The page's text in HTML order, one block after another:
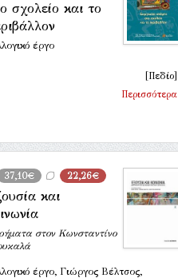
σχολείο και το
έργο
[Πεδίο]
Περισσότερα
37,10€ 22,26€
και
στον Κωνσταντίνο
έργο, Γιώργος Βέλτσος,